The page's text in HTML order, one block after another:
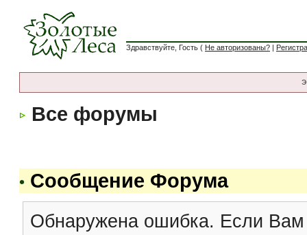
Здравствуйте, Гость ( Не авторизованы? |
Все форумы
Сообщение Форума
Обнаружена ошибка. Если